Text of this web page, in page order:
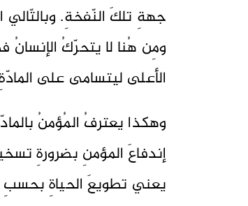
جهةِ تلكَ النّفخةِ.
ومِن هُنا لا يتحرّكُ
الأعلى ليتسامى على
وهكذا يعترفُ المُؤمنُ
إندفاعَ المؤمنِ بضرورةِ
يعني تطويعَ الحياةِ بحسبِ